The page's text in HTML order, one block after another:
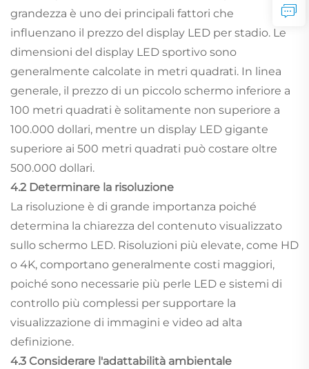
grandezza è uno dei principali fattori che
influenzano il prezzo del display LED per stadio. Le
dimensioni del display LED sportivo sono
generalmente calcolate in metri quadrati. In linea
generale, il prezzo di un piccolo schermo inferiore a
100 metri quadrati è solitamente non superiore a
100.000 dollari, mentre un display LED gigante
superiore ai 500 metri quadrati può costare oltre
500.000 dollari.
4.2 Determinare la risoluzione
La risoluzione è di grande importanza poiché
determina la chiarezza del contenuto visualizzato
sullo schermo LED. Risoluzioni più elevate, come HD
o 4K, comportano generalmente costi maggiori,
poiché sono necessarie più perle LED e sistemi di
controllo più complessi per supportare la
visualizzazione di immagini e video ad alta
definizione.
4.3 Considerare l'adattabilità ambientale